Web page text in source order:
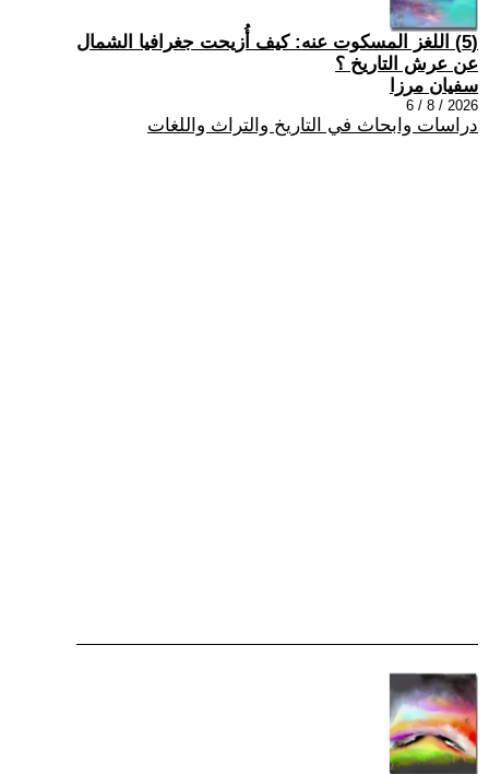
(5) اللغز المسكوت عنه: كيف أُزيحت جغرافيا الشمال
عن عرش التاريخ ؟
سفيان مرزا
2026 / 8 / 6
دراسات وابحاث في التاريخ والتراث واللغات